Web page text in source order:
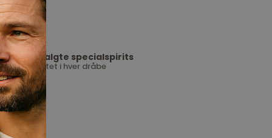
Udvalgte specialspirits
Kvalitet i hver dråbe